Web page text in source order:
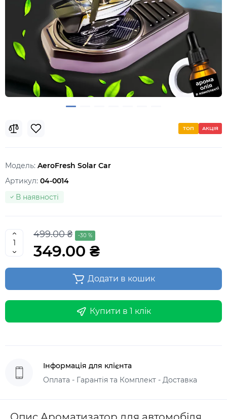
АКЦІЯ
ТОП
Модель: AeroFresh Solar Car
Артикул: 04-0014
В наявності
499.00 ₴ -30 %
349.00 ₴
Додати в кошик
Купити в 1 клік
Інформація для клієнта
Оплата - Гарантія та Комплект - Доставка